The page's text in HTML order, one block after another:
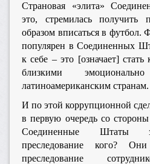
Страновая «элита»
это, стремилась получить
образом вписаться в футбол.
популярен в Соединенных
к себе – это [означает]
близкими
латиноамериканским странам.
И по этой коррупционной
в первую очередь со
Соединенные Штаты
преследование кого?
преследование